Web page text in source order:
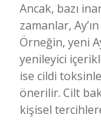
Ancak, bazı
zamanlar,
Örneğin, yeni
yenileyici
ise cildi
önerilir. Cilt
kişisel